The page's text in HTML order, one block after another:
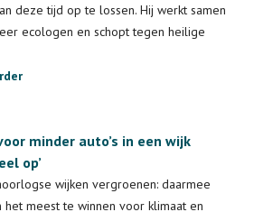
verdeeld.
De
ook’
deze tijd op te lossen. Hij werkt samen
ecologen en schopt tegen heilige
over
in
de
economie
een
minder auto’s in een wijk
op’
wijken vergroenen: daarmee
het meest te winnen voor klimaat en